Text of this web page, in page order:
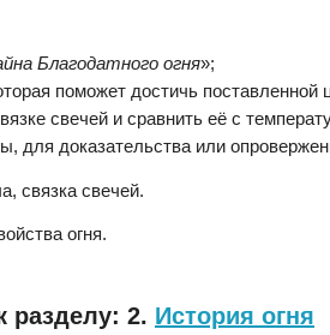
Благодатного огня»;
поможет достичь поставленной
свечей и сравнить её с
для доказательства или
связка свечей.
огня.
разделу: 2. История огня